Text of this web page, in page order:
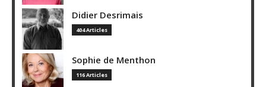
Didier Desrimais
404 Articles
Sophie de Menthon
116 Articles